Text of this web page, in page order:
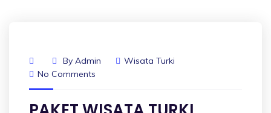
By Admin
Wisata Turki
No Comments